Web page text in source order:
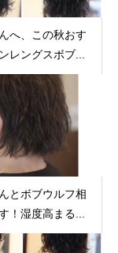
へ、この秋おす
レングスボブ...
とボブウルフ相
！湿度高まる...